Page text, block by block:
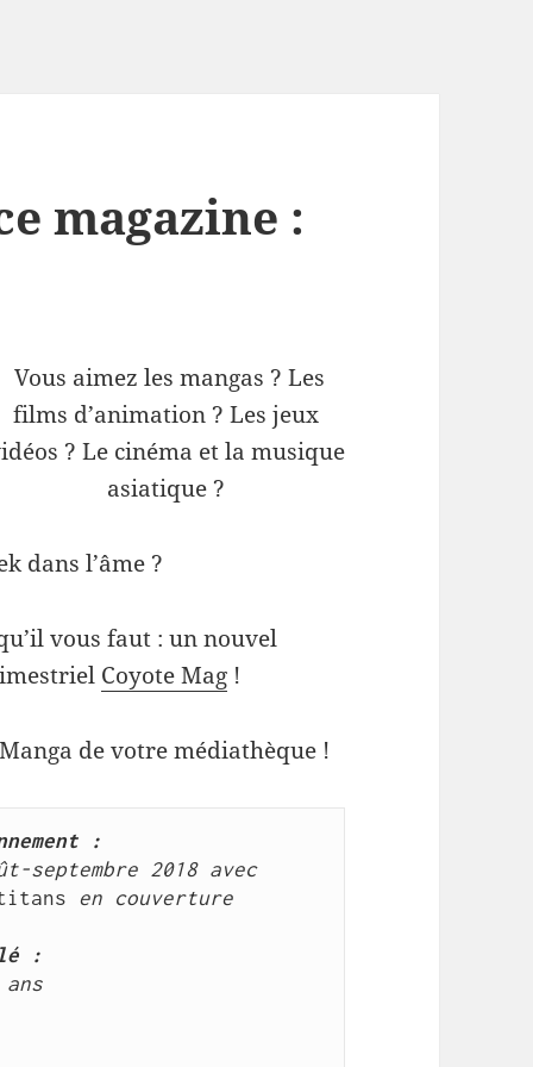
magazine :
Vous aimez les mangas ? Les
films d’animation ? Les jeux
? Le cinéma et la musique
asiatique ?
dans l’âme ?
vous faut : un nouvel
Coyote Mag!
de votre médiathèque !
:
numéro 73 d'août-septembre 2018 avec
en couverture
À partir de 14 ans